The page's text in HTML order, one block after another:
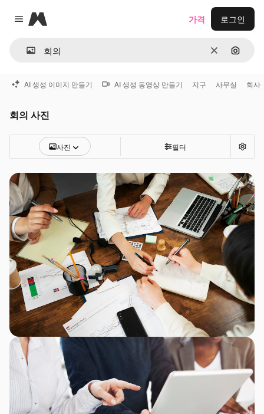
Close menu
Magnific
지우기이미지
가격 로그인
AI 생성 이미지 만들기 AI 생성 동영상 만들기 지구 사무실 회사
회의 사진
사진 필터